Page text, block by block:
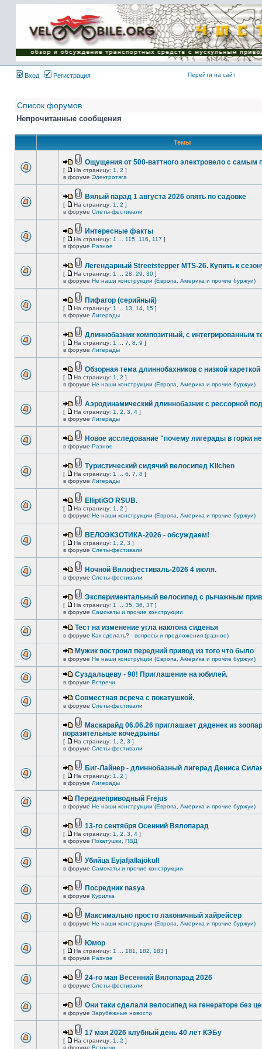
Имя пользователя:
Пароль:
{ LOG_ME_IN_SHORT
}
Вход
Регистрация Перейти на сайт
Список форумов
Непрочитанные сообщения
Темы
Ощущения от 500-ваттного электровело с самым
[ На страницу: 1 2 ]
в форуме Электротяга
Вялый парад 1 августа 2026 опять по садовке
[ На страницу: 1 2 ]
в форуме Слеты-фестивали
Интересные факты
[ На страницу: 1 115 116 117 ]
в форуме Разное
Легендарный Streetstepper MTS-26. Купить к
[ На страницу: 1 28 29 30 ]
в форуме Не наши конструкции (Европа, Америка и прочие буржуи)
Пифагор (серийный)
[ На страницу: 1 13 14 15 ]
в форуме Лигерады
Длиннобазник композитный, с интегрированным
[ На страницу: 1 7 8 9 ]
в форуме Лигерады
Обзорная тема длиннобахников с низкой кареткой
[ На страницу: 1 2 ]
в форуме Не наши конструкции (Европа, Америка и прочие буржуи)
Аэродинамический длиннобазник с рессорной
[ На страницу: 1 2 3 4 ]
в форуме Лигерады
Новое исследование "почему лигерады в горки
в форуме Разное
Туристический сидячий велосипед Klichen
[ На страницу: 1 6 7 8 ]
в форуме Лигерады
ElliptiGO RSUB.
[ На страницу: 1 2 ]
в форуме Не наши конструкции (Европа, Америка и прочие буржуи)
ВЕЛОЭКЗОТИКА-2026 - обсуждаем!
[ На страницу: 1 2 3 ]
в форуме Слеты-фестивали
Ночной Вялофестиваль-2026 4 июля.
в форуме Слеты-фестивали
Экспериментальный велосипед с рычажным
[ На страницу: 1 35 36 37 ]
в форуме Самокаты и прочие конструкции
Тест на изменение угла наклона сиденья
в форуме Как сделать? - вопросы и предложения (разное)
Мужик построил передний привод из того что было
в форуме Не наши конструкции (Европа, Америка и прочие буржуи)
Суздальцеву - 90! Приглашение на юбилей.
в форуме Встречи
Совместная всреча с покатушкой.
в форуме Слеты-фестивали
Маскарайд 06.06.26 приглашает дяденек из
поразительные кочедрыны
[ На страницу: 1 2 3 ]
в форуме Слеты-фестивали
Биг-Лайнер - длиннобазный лигерад Дениса
[ На страницу: 1 2 ]
в форуме Лигерады
Переднеприводный Frejus
в форуме Не наши конструкции (Европа, Америка и прочие буржуи)
13-го сентября Осенний Вялопарад
[ На страницу: 1 2 3 4 ]
в форуме Покатушки, ПВД
Убийца Eyjafjallajökull
в форуме Самокаты и прочие конструкции
Посредник nasya
в форуме Курилка
Максимально просто лаконичный хайрейсер
в форуме Не наши конструкции (Европа, Америка и прочие буржуи)
Юмор
[ На страницу: 1 181 182 183 ]
в форуме Разное
24-го мая Весенний Вялопарад 2026
в форуме Слеты-фестивали
Они таки сделали велосипед на генераторе без
в форуме Зарубежные новости
17 мая 2026 клубный день 40 лет КЭБу
[ На страницу: 1 2 ]
в форуме Встречи